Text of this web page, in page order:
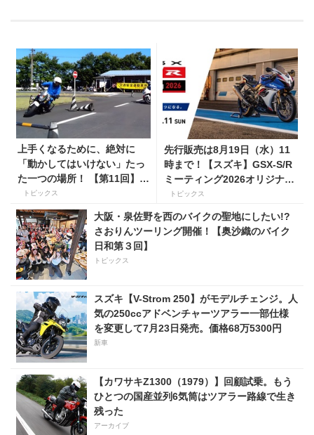
上手くなるために、絶対に
「動かしてはいけない」たっ
た一つの場所！ 【第11回】現
役二輪教習指導員YouTuber
ばくのライテク講座
トピックス
先行販売は8月19日（水）11
時まで！【スズキ】GSX-S/R
ミーティング2026オリジナル
グッズを手に入れよう！
トピックス
大阪・泉佐野を西のバイクの聖地にしたい!?
さおりんツーリング開催！【奥沙織のバイク
日和第３回】
トピックス
スズキ【V-Strom 250】がモデルチェンジ。人
気の250ccアドベンチャーツアラー一部仕様
を変更して7月23日発売。価格68万5300円
新車
【カワサキZ1300（1979）】回顧試乗。もう
ひとつの国産並列6気筒はツアラー路線で生き
残った
アーカイブ